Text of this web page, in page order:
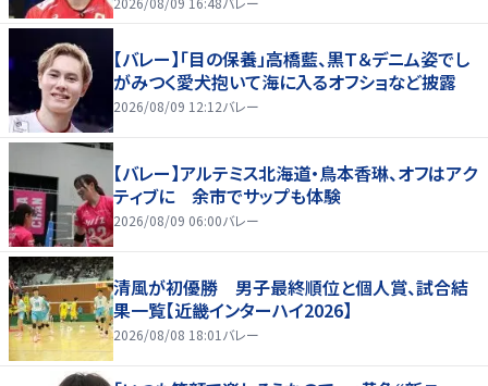
【バレー】「目の保養」高橋藍、黒Ｔ＆デニム姿でし
がみつく愛犬抱いて海に入るオフショなど披露
2026/08/09 12:12バレー
【バレー】アルテミス北海道・鳥本香琳、オフはアク
ティブに 余市でサップも体験
2026/08/09 06:00バレー
清風が初優勝 男子最終順位と個人賞、試合結
果一覧【近畿インターハイ2026】
2026/08/08 18:01 バレー